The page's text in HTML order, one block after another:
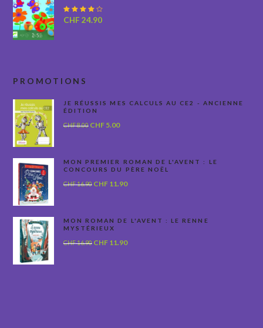
Note
CHF 24.90
PROMOTIONS
JE RÉUSSIS MES CALCULS AU CE2 - ANCIENNE
ÉDITION
CHF8.00 Le
était :
CHF 8.00.
CHF5.00Le
est :
CHF 5.00.
MON PREMIER ROMAN DE L'AVENT : LE
CONCOURS DU PÈRE NOËL
CHF16.90 Le
était :
CHF 16.90.
CHF11.90Le
est :
MON ROMAN DE L'AVENT : LE RENNE
MYSTÉRIEUX
CHF16.90 Le
CHF11.90Le